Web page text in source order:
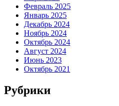
Февраль 2025
Январь 2025
Декабрь 2024
Ноябрь 2024
Октябрь 2024
Август 2024
Июнь 2023
Октябрь 2021
Рубрики